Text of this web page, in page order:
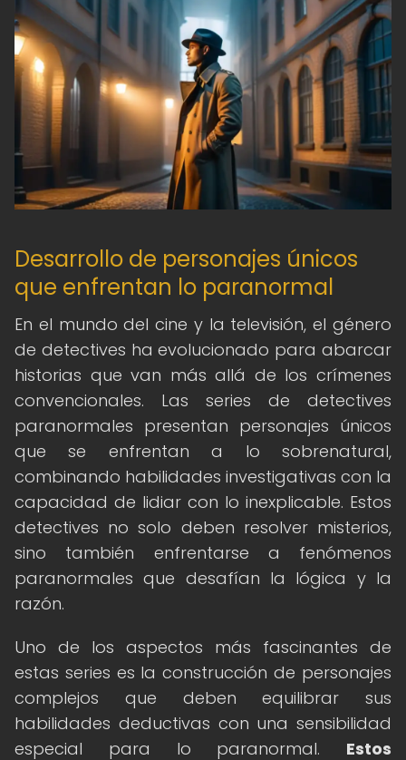
Desarrollo de personajes únicos
que enfrentan lo paranormal
En el mundo del cine y la televisión, el género
de detectives ha evolucionado para abarcar
historias que van más allá de los crímenes
convencionales. Las series de detectives
paranormales presentan personajes únicos
que se enfrentan a lo sobrenatural,
combinando habilidades investigativas con la
capacidad de lidiar con lo inexplicable. Estos
detectives no solo deben resolver misterios,
sino también enfrentarse a fenómenos
paranormales que desafían la lógica y la
razón.
Uno de los aspectos más fascinantes de
estas series es la construcción de personajes
complejos que deben equilibrar sus
habilidades deductivas con una sensibilidad
especial para lo paranormal. Estos